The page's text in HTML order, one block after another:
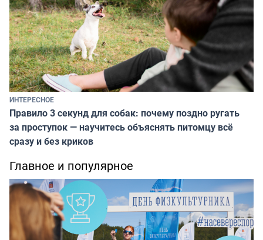
ИНТЕРЕСНОЕ
Правило 3 секунд для собак: почему поздно ругать
за проступок — научитесь объяснять питомцу всё
сразу и без криков
Главное и популярное